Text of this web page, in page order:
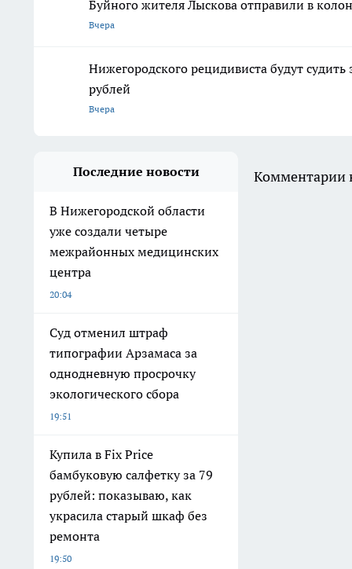
Буйного жителя Лыскова отправили в
Вчера
Нижегородского рецидивиста будут
рублей
Вчера
Последние новости
В Нижегородской области
уже создали четыре
межрайонных медицинских
центра
20:04
Суд отменил штраф
типографии Арзамаса за
однодневную просрочку
экологического сбора
19:51
Купила в Fix Price
бамбуковую салфетку за 79
рублей: показываю, как
украсила старый шкаф без
ремонта
19:50
Комментарии